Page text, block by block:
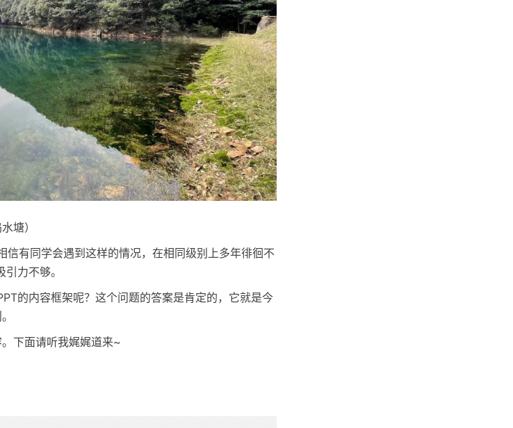
塘）
有同学会遇到这样的情况，在相同级别上多年徘徊不
力不够。
的内容框架呢？这个问题的答案是肯定的，它就是今
下面请听我娓娓道来~